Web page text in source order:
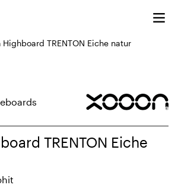
Highboard TRENTON Eiche natur
TRENTON Eiche